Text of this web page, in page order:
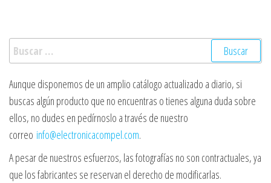
Buscar:
Aunque disponemos de un amplio catálogo actualizado a diario, si
buscas algún producto que no encuentras o tienes alguna duda sobre
ellos, no dudes en pedírnoslo a través de nuestro
correo info@electronicacompel.com.
A pesar de nuestros esfuerzos, las fotografías no son contractuales, ya
que los fabricantes se reservan el derecho de modificarlas.